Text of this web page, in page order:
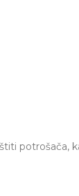
potrošača,